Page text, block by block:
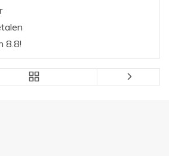
8.8!